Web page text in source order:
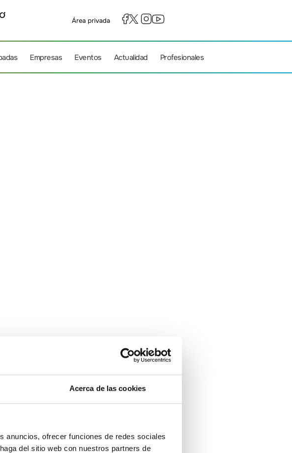
Acerca de las cookies
anuncios, ofrecer funciones de redes sociales
del sitio web con nuestros partners de
Área privada
Empresas Eventos Actualidad Profesionales